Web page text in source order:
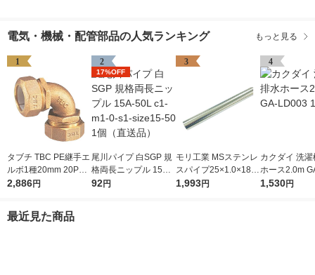
電気・機械・配管部品の人気ランキング もっと見る
1
タブチ TBC PE継手エ
ルボ1種20mm 20PE-
1 1個 282-3187（直
2,886円
2
17%OFF
尾川パイプ 白SGP 規
格両長ニップル 15A-5
0L c1-m1-0-s1-size15
92円
3
モリ工業 MSステンレ
スパイプ25×1.0×182
0 MS 25/1820 1本 83
1,993円
4
カクダイ 洗
ホース2.0m
3 1本
1,530円
最近見た商品